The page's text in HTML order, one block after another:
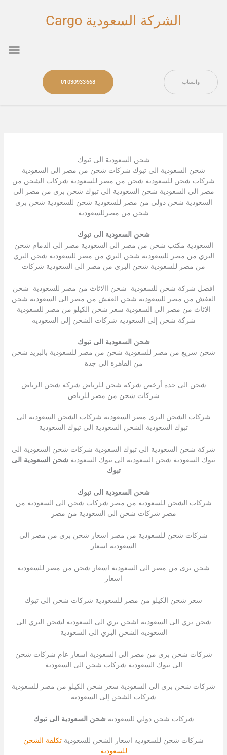
الشركة السعودية Cargo
واتساب 01030933668
شحن السعودية الى تبوك
شحن السعودية الى تبوك شركات شحن من مصر الى السعودية
شركات شحن للسعودية شحن من مصر للسعودية شركات الشحن من
مصر الى السعودية شحن السعودية الى تبوك شحن برى من مصر الى
السعودية شحن دولى من مصر للسعودية شحن للسعودية شحن برى
شحن من مصرللسعودية
شحن السعودية الى تبوك
السعودية مكتب شحن من مصر الى السعودية مصر الى الدمام شحن
البري من مصر للسعوديه شحن البري من مصر للسعوديه شحن البري
من مصر للسعودية شحن البري من مصر الى السعودية شركات
افضل شركة شحن للسعودية شحن االاثاث من مصر للسعودية شحن
العفش من مصر للسعودية شحن العفش من مصر الى السعودية شحن
الاثاث من مصر الى السعودية سعر شحن الكيلو من مصر للسعودية
شركة شحن إلى السعوديه شركات الشحن إلى السعوديه
شحن السعودية الى تبوك
شحن سريع من مصر للسعودية شحن من مصر للسعودية بالبريد شحن
من القاهرة الى جدة
شحن الى جدة أرخص شركة شحن للرياض شركة شحن الرياض
شركات شحن من مصر للرياض
شركات الشحن البرى مصر السعودية شركات الشحن السعودية الى
تبوك السعودية الشحن السعودية الى تبوك السعودية
شركة شحن السعودية الى تبوك السعودية شركات شحن السعودية الى
تبوك السعودية شحن السعودية الى تبوك السعودية شحن السعودية الى
تبوك
شحن السعودية الى تبوك
شركات الشحن للسعوديه من مصر شركات شحن الى السعوديه من
مصر شركات شحن الى السعودية من مصر
شركات شحن للسعودية من مصر اسعار شحن برى من مصر الى
السعوديه اسعار
شحن برى من مصر الى السعودية اسعار شحن من مصر للسعوديه
اسعار
سعر شحن الكيلو من مصر للسعودية شركات شحن الى تبوك
شحن بري الى السعودية اشحن بري الى السعوديه لشحن البري الى
السعوديه الشحن البري الى السعودية
شركات شحن برى من مصر الى السعودية اسعار عام شركات شحن
الى تبوك السعودية شركات شحن الى السعودية
شركات شحن برى الى السعودية سعر شحن الكيلو من مصر للسعودية
شركات الشحن إلى السعوديه
شركات شحن دولي للسعودية شحن السعودية الى تبوك
شركات شحن للسعوديه اسعار الشحن للسعودية تكلفة الشحن
للسعودية